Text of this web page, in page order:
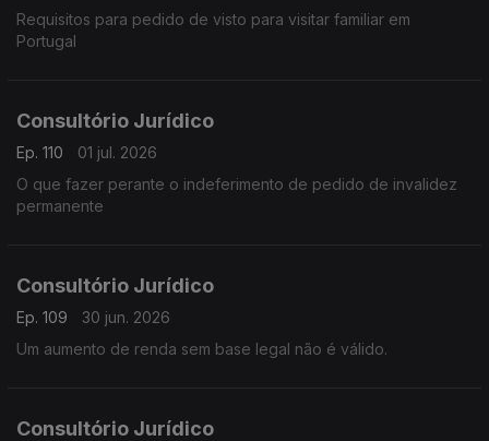
Requisitos para pedido de visto para visitar familiar em
Portugal
Consultório Jurídico
Ep. 110
01 jul. 2026
O que fazer perante o indeferimento de pedido de invalidez
permanente
Consultório Jurídico
Ep. 109
30 jun. 2026
Um aumento de renda sem base legal não é válido.
Consultório Jurídico